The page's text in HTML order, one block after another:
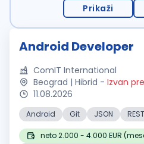
Prikaži
Android Developer
ComIT International
Beograd | Hibrid - Izvan
11.08.2026
Android Git JSON REST
neto 2.000 - 4.000 EUR